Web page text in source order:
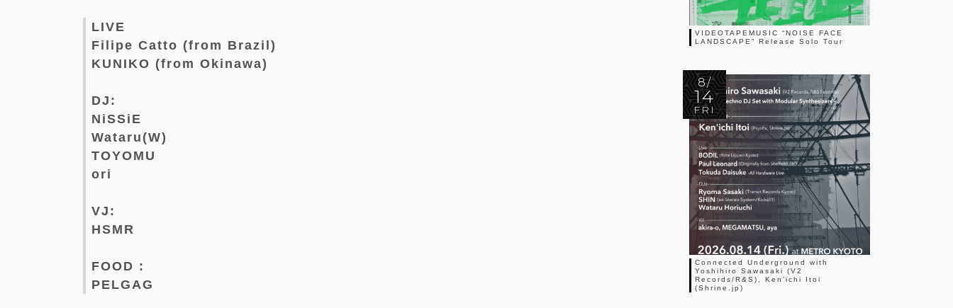
LIVE
Filipe Catto (from Brazil)
KUNIKO (from Okinawa)
DJ:
NiSSiE
Wataru(W)
TOYOMU
ori
VJ:
HSMR
FOOD :
PELGAG
VIDEOTAPEMUSIC “NOISE FACE
LANDSCAPE” Release Solo Tour
8/
14
FRI
Connected Underground with
Yoshihiro Sawasaki (V2
Records/R&S), Ken’ichi Itoi
(Shrine.jp)